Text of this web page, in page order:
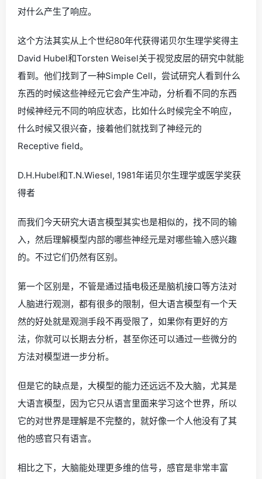
对什么产生了响应。
这个方法其实从上个世纪80年代获得诺贝尔生理学奖得主
David Hubel和Torsten Weisel关于视觉皮层的研究中就能
看到。他们找到了一种Simple Cell，尝试研究人看到什么
东西的时候这些神经元它会产生冲动，分析看不同的东西
时候神经元不同的响应状态，比如什么时候完全不响应，
什么时候又很兴奋，接着他们就找到了神经元的
Receptive field。
D.H.Hubel和T.N.Wiesel, 1981年诺贝尔生理学或医学奖获
得者
而我们今天研究大语言模型其实也是相似的，找不同的输
入，然后理解模型内部的哪些神经元是对哪些输入感兴趣
的。不过它们仍然有区别。
第一个区别是，不管是通过插电极还是脑机接口等方法对
人脑进行观测，都有很多的限制，但大语言模型有一个天
然的好处就是观测手段不再受限了，如果你有更好的方
法，你就可以长期去分析，甚至你还可以通过一些微分的
方法对模型进一步分析。
但是它的缺点是，大模型的能力还远远不及大脑，尤其是
大语言模型，因为它只从语言里面来学习这个世界，所以
它的对世界是理解是不完整的，就好像一个人他没有了其
他的感官只有语言。
相比之下，大脑能处理更多维的信号，感官是非常丰富